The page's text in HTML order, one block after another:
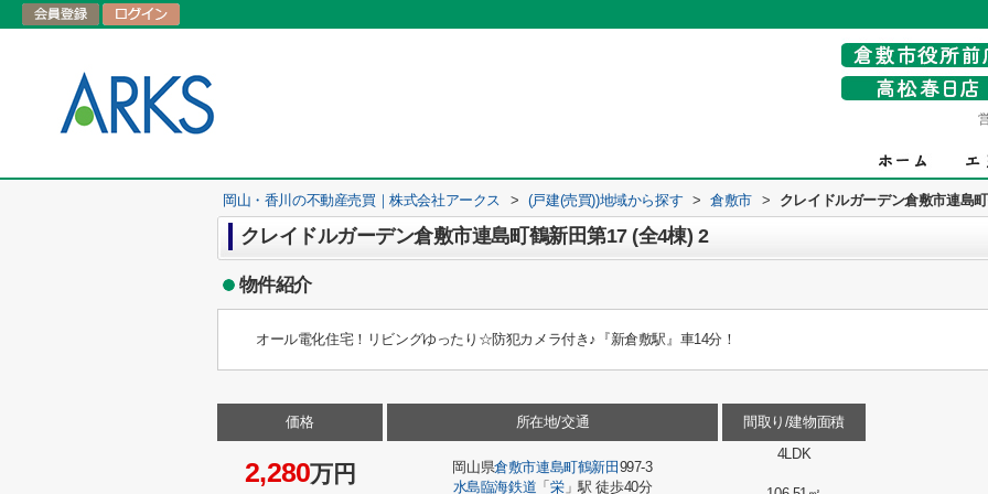
岡山・香川の不動産売買｜株式会社アークス > (戸建(売買))地域から探す > 倉敷市 > クレイドルガーデン倉敷市連島
クレイドルガーデン倉敷市連島町鶴新田第17 (全4棟) 2
物件紹介
オール電化住宅！リビングゆったり☆防犯カメラ付き♪『新倉敷駅』車14分！
価格
2,280万円
所在地/交通
岡山県倉敷市連島町鶴新田 997-3
水島臨海鉄道 「 栄」駅 徒歩40分
間取り/建物面積
4LDK